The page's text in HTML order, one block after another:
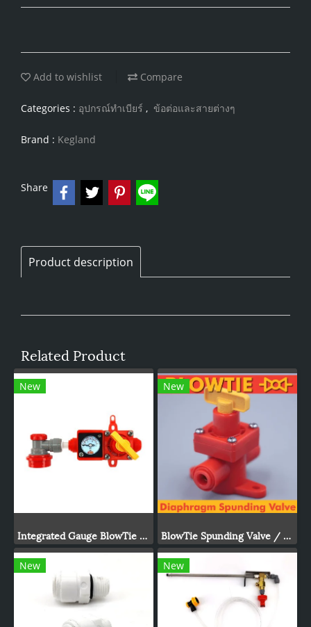
Add to wishlist Compare
Categories : อุปกรณ์ทำเบียร์ , ข้อต่อและสายต่างๆ
Brand : Kegland
Share
Product description
Related Product
New
Integrated Gauge BlowTie Spunding Valve Kit (0-15psi)
New
BlowTie Spunding Valve / Adjustable Pressure Relief Valve
New New